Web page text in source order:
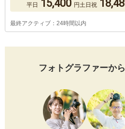
平日 15,400 円土日祝
最終アクティブ：24時間以内
フォトグラファーか